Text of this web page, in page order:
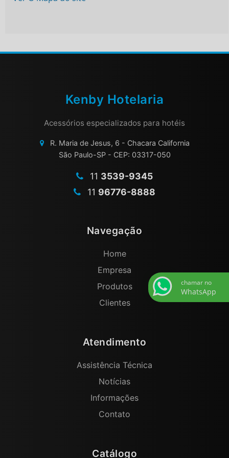
Kenby Hotelaria
Acessórios especializados para hotéis
R. Maria de Jesus, 6 - Chacara California
São Paulo-SP - CEP: 03317-050
11 3539-9345
11 96776-8888
Navegação
Home
Empresa
Produtos
Clientes
Atendimento
Assistência Técnica
Notícias
Informações
Contato
Catálogo
chamar no
WhatsApp